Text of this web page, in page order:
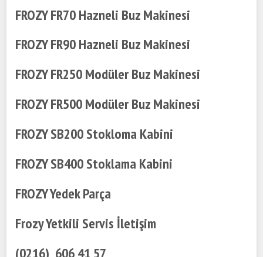
FROZY FR70 Hazneli Buz Makinesi
FROZY FR90 Hazneli Buz Makinesi
FROZY FR250 Modüler Buz Makinesi
FROZY FR500 Modüler Buz Makinesi
FROZY SB200 Stokloma Kabini
FROZY SB400 Stoklama Kabini
FROZY Yedek Parça
Frozy Yetkili Servis İletişim
(0216) 606 41 57